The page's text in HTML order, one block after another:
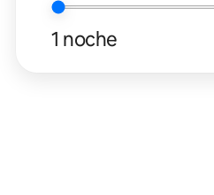
1 noche